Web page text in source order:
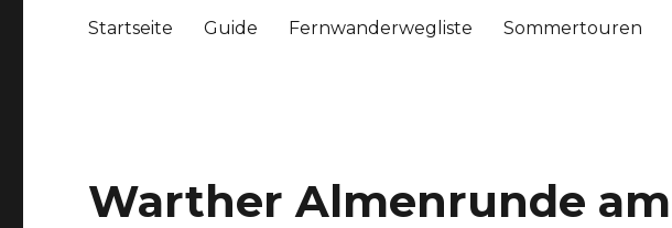
Startseite Guide Fernwanderwegliste Sommertouren
Warther Almenrunde am